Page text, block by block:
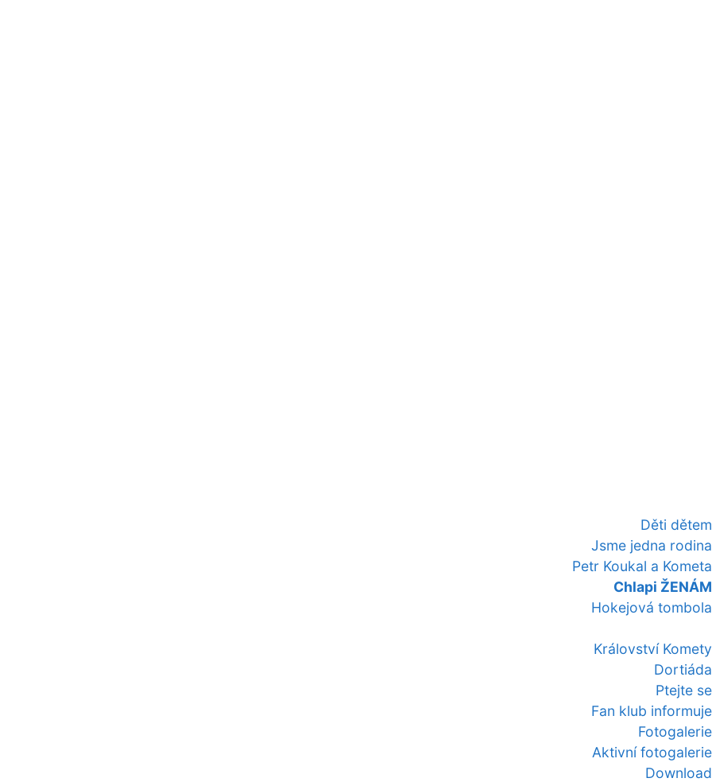
Děti dětem
Jsme jedna rodina
Petr Koukal a Kometa
Chlapi ŽENÁM
Hokejová tombola
Království Komety
Dortiáda
Ptejte se
Fan klub informuje
Fotogalerie
Aktivní fotogalerie
Download